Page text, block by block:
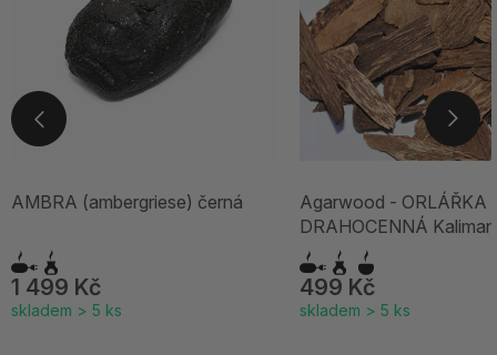
AMBRA (ambergriese) černá
1 499 Kč
skladem > 5 ks
Agarwood - ORLÁŘKA
DRAHOCENNÁ Kalimantan -
Super Grade B
499 Kč
skladem > 5 ks